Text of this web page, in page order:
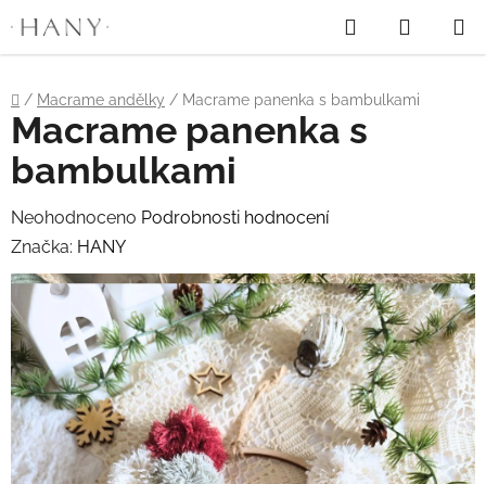
Přejít
na
Hledat
KOŠÍK
Domů
/ Macrame andělky / Macrame panenka s bambulkami
Macrame panenka s
bambulkami
Průměrné
hodnocení
produktu
je
0,0
z
5
hvězdiček.
Neohodnoceno Podrobnosti hodnocení
Značka: HANY